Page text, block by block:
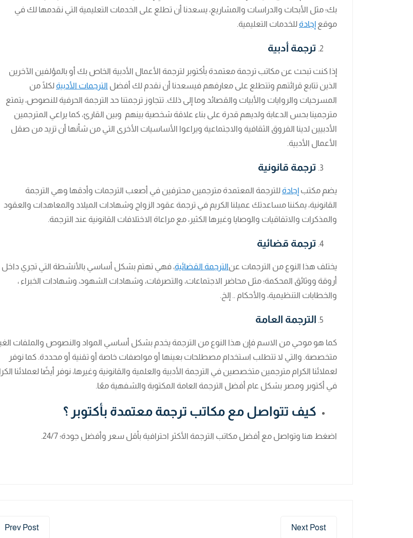
بك؛ مثل الأبحاث والدراسات والمشاريع، يسعدنا أن تطلع على الخدمات التعليمية التي نقدمها لك في
موقع إجادة للخدمات التعليمية.
ترجمة أدبية
إذا كنت تبحث عن مكاتب ترجمة معتمدة بأكتوبر لترجمة الأعمال الأدبية الخاص بك أو بالمؤلفين الآخرين
الذين تتابع قرائتهم وتتطلع على معارفهم فيسعدنا أن نقدم لك أفضل الترجمات الأدبية لكلًا من
المسرحيات والروايات والأبيات والقصائد وما إلى ذلك. تتجاوز ترجمتنا حد الترجمة الحرفية للنصوص، يتمتع
مترجمينا بحس الدعابة ولديهم قدرة على بناء علاقة شخصية بينهم وبين القارئ، كما يراعي المترجمين
الأدبيين لدينا الفروق الثقافية والاجتماعية ويراعوا الأساسيات الأخرى التي من شأنها أن تزيد من صقل
الأعمال الأدبية.
ترجمة قانونية
يضم مكتب إجادة للترجمة المعتمدة مترجمين محترفين في أصعب الترجمات وأدقها وهي الترجمة
القانونية، يمكننا مساعدتك عميلنا الكريم في ترجمة عقود الزواج وشهادات الميلاد والمعاهدات والعقود
والمذكرات والاتفاقيات والوصايا وغيرها الكثير، مع مراعاة الاختلافات القانونية عند الترجمة.
ترجمة قضائية
يختلف هذا النوع من الترجمات عنالترجمة القضائية، فهي تهتم بشكل أساسي بالأنشطة التي تجري داخل
أروقة ووثائق المحكمة؛ مثل محاضر الاجتماعات، والتصرفات، وشهادات الشهود، وشهادات الخبراء ،
والخطابات التنظيمية، والأحكام .. إلخ.
الترجمة العامة
كما هو موحي من الاسم فإن هذا النوع من الترجمة يخدم بشكل أساسي المواد والنصوص والملفات
متخصصة. والتي لا تتطلب استخدام مصطلحات بعينها أو مواصفات خاصة أو تقنية أو محددة. كما نوفر
لعملائنا الكرام مترجمين متخصصين في الترجمة الأدبية والعلمية والقانونية وغيرها، نوفر أيضًا لعملائنا
في أكتوبر ومصر بشكل عام أفضل الترجمة العامة المكتوبة والشفهية معًا.
كيف تتواصل مع مكاتب ترجمة معتمدة بأكتوبر ؟
اضغط هنا وتواصل مع أفضل مكاتب الترجمة الأكثر احترافية بأقل سعر وأفضل جودة؛ 24/7.
Prev Post Next Post